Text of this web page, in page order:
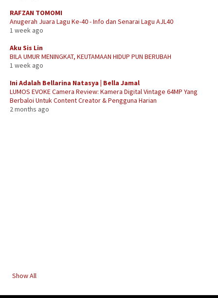
RAFZAN TOMOMI
Anugerah Juara Lagu Ke-40 - Info dan Senarai Lagu AJL40
1 week ago
Aku Sis Lin
BILA UMUR MENINGKAT, KEUTAMAAN HIDUP PUN BERUBAH
1 week ago
Ini Adalah Bellarina Natasya | Bella Jamal
LUMOS EVOKE Camera Review: Kamera Digital Vintage 64MP Yang
Berbaloi Untuk Content Creator & Pengguna Harian
2 months ago
Show All